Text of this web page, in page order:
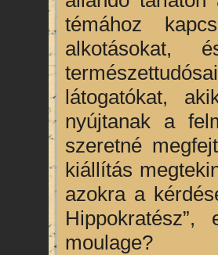
témához
alkotásokat,
látogatókat,
nyújtanak a
szeretné
kiállítás
azokra a
moulage?